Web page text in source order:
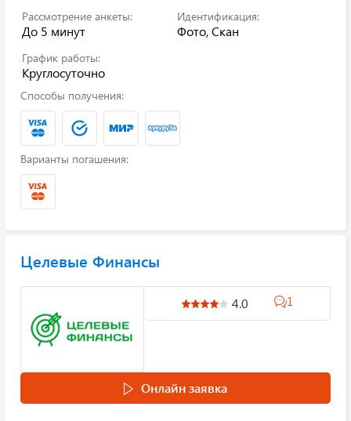
Рассмотрение анкеты:
До 5 минут
Идентификация:
Фото, Скан
График работы:
Круглосуточно
Способы получения:
Варианты погашения:
Целевые Финансы
4.0 1
Онлайн заявка